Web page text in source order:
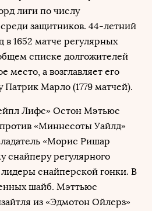
лиги по числу
защитников. 44-летний
в 1652 матче регулярных
списке долгожителей
место, а возглавляет его
Марло (1779 матчей).
Лифс» Остон Мэтьюс
«Миннесоты Уайлд»
«Морис Ришар
снайперу регулярного
снайперской гонки. В
шайб. Мэттьюс
из «Эдмотон Ойлерз»